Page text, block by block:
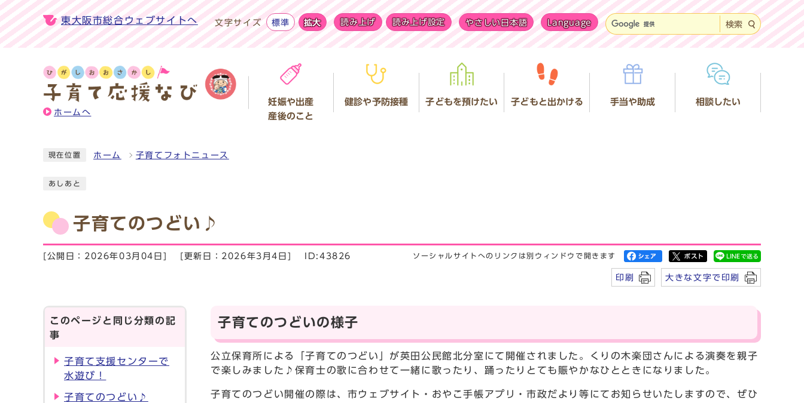
東大阪市総合ウェブサイトへ 文字サイズ 標準 拡大 読み上げ 読み上げ設定 やさしい日本語 Language 検索
ホームへ
妊娠や出産
産後のこと
健診や予防接種 子どもを預けたい 子どもと出かける 手当や助成 相談したい
現在位置 ホーム 子育てフォトニュース
あしあと
子育てのつどい♪
[公開日：2026年03月04日] [更新日：2026年3月4日] ID:43826 ソーシャルサイトへのリンクは別ウィンドウで開きます
印刷 大きな文字で印刷
子育てのつどいの様子
公立保育所による「子育てのつどい」が英田公民館北分室にて開催されました。くりの木楽団さんによる演奏を親子
で楽しみました♪保育士の歌に合わせて一緒に歌ったり、踊ったりとても賑やかなひとときになりました。
子育てのつどい開催の際は、市ウェブサイト・おやこ手帳アプリ・市政だより等にてお知らせいたしますので、ぜひ
このページと同じ分類の記
事
子育て支援センターで
水遊び！
子育てのつどい♪